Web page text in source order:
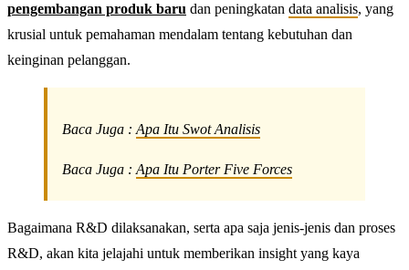
pengembangan produk baru dan peningkatan data analisis, yang
krusial untuk pemahaman mendalam tentang kebutuhan dan
keinginan pelanggan.
Baca Juga : Apa Itu Swot Analisis
Baca Juga : Apa Itu Porter Five Forces
Bagaimana R&D dilaksanakan, serta apa saja jenis-jenis dan proses
R&D, akan kita jelajahi untuk memberikan insight yang kaya